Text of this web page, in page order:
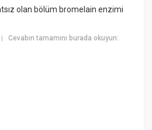
olan bölüm bromelain enzimi
|Cevabın tamamını burada okuyun: